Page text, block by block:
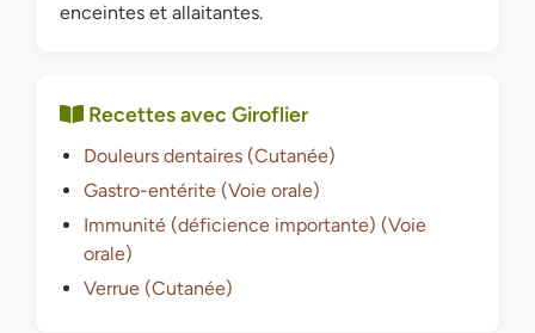
enceintes et allaitantes.
Recettes avec Giroflier
Douleurs dentaires (Cutanée)
Gastro-entérite (Voie orale)
Immunité (déficience importante) (Voie
orale)
Verrue (Cutanée)